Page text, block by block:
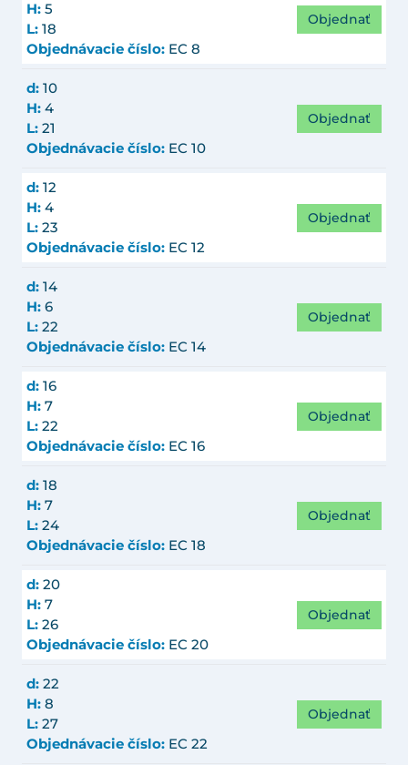
H: 5
L: 18
Objednávacie číslo: EC 8
Objednať
d: 10
H: 4
L: 21
Objednávacie číslo: EC 10
Objednať
d: 12
H: 4
L: 23
Objednávacie číslo: EC 12
Objednať
d: 14
H: 6
L: 22
Objednávacie číslo: EC 14
Objednať
d: 16
H: 7
L: 22
Objednávacie číslo: EC 16
Objednať
d: 18
H: 7
L: 24
Objednávacie číslo: EC 18
Objednať
d: 20
H: 7
L: 26
Objednávacie číslo: EC 20
Objednať
d: 22
H: 8
L: 27
Objednávacie číslo: EC 22
Objednať